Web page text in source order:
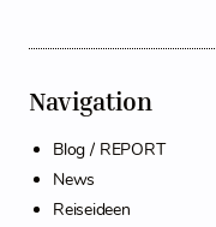
Navigation
Blog / REPORT
News
Reiseideen